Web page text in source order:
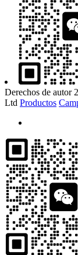
Derechos de autor
Ltd Productos